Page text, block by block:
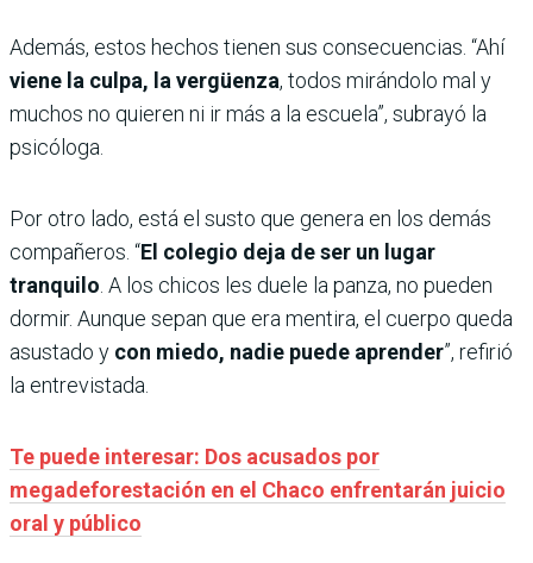
Además, estos hechos tienen sus consecuencias. “Ahí
viene la culpa, la vergüenza, todos mirándolo mal y
muchos no quieren ni ir más a la escuela”, subrayó la
psicóloga.
Por otro lado, está el susto que genera en los demás
compañeros. “El colegio deja de ser un lugar
tranquilo . A los chicos les duele la panza, no pueden
dormir. Aunque sepan que era mentira, el cuerpo queda
asustado y con miedo, nadie puede aprender”, refirió
la entrevistada.
Te puede interesar: Dos acusados por
megadeforestación en el Chaco enfrentarán juicio
oral y público